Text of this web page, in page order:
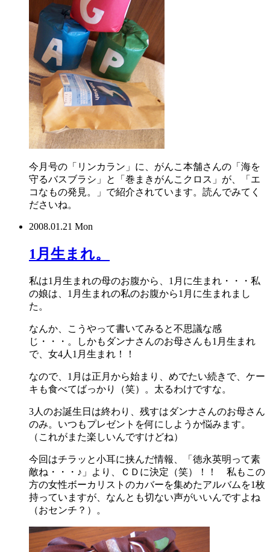
今月号の「リンカラン」に、がんこ本舗さんの「海を
守るバスブラシ」と「巻まきがんこクロス」が、「エ
コなもの発見。」で紹介されています。読んでみてく
ださいね。
2008.01.21 Mon
1月生まれ。
私は1月生まれの母のお腹から、1月に生まれ・・・私
の娘は、1月生まれの私のお腹から1月に生まれまし
た。
なんか、こうやって書いてみると不思議な感
じ・・・。しかもダンナさんのお母さんも1月生まれ
で、女4人1月生まれ！！
なので、1月は正月から始まり、めでたい続きで、ケー
キも食べてばっかり（笑）。太るわけですな。
3人のお誕生日は終わり、残すはダンナさんのお母さん
のみ。いつもプレゼントを何にしようか悩みます。
（これがまた楽しいんですけどね）
今回はチラッと小耳に挟んだ情報、「徳永英明って素
敵ね・・・♪」より、ＣＤに決定（笑）！！ 私もこの
方の女性ボーカリストのカバーを集めたアルバムを1枚
持っていますが、なんとも切ない声がいいんですよね
（おセンチ？）。